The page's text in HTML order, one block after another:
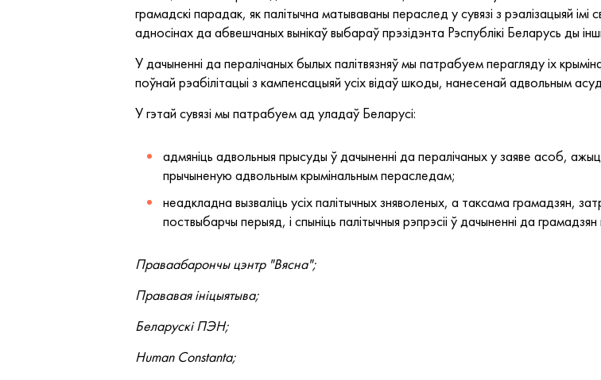
грамадскі парадак, як палітычна матываваны пераслед у сувязі з рэалізацыяй
адносінах да абвешчаных вынікаў выбараў прэзідэнта Рэспублікі Беларусь ды
У дачыненні да пералічаных былых палітвязняў мы патрабуем перагляду іх
поўнай рэабілітацыі з кампенсацыяй усіх відаў шкоды, нанесенай адвольным
У гэтай сувязі мы патрабуем ад уладаў Беларусі:
адмяніць адвольныя прысуды ў дачыненні да пералічаных у заяве асоб,
прычыненую адвольным крымінальным пераследам;
неадкладна вызваліць усіх палітычных зняволеных, а таксама грамадзян,
поствыбарчы перыяд, і спыніць палітычныя рэпрэсіі ў дачыненні да грамадзян
Праваабарончы цэнтр "Вясна";
Прававая ініцыятыва;
Беларускі ПЭН;
Human Constanta;